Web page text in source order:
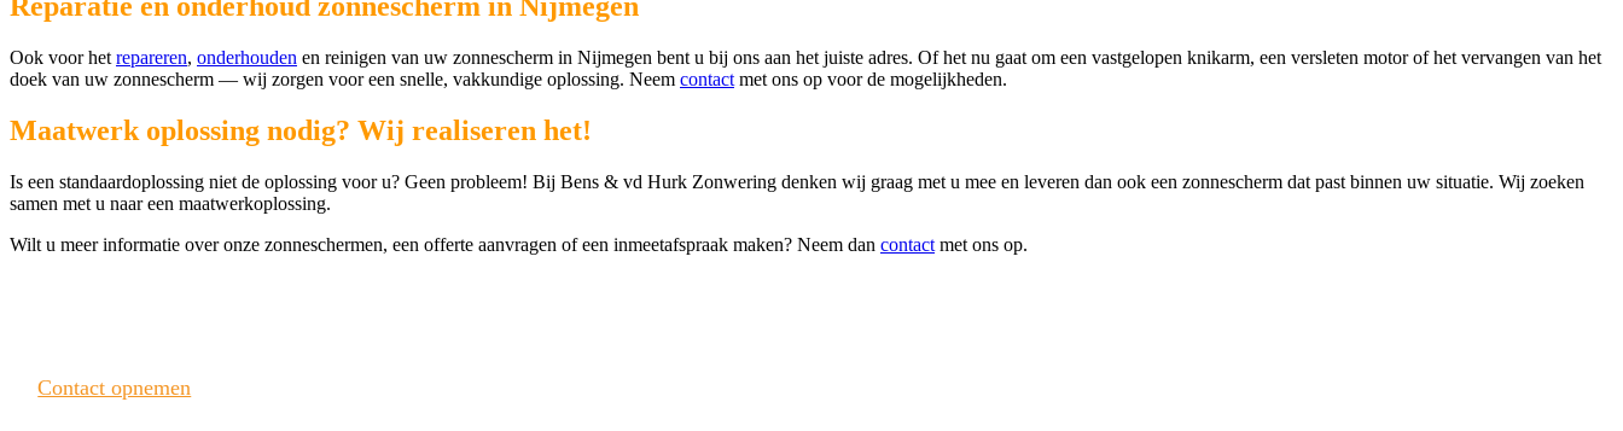
Ook voor het repareren, onderhouden en reinigen van uw zonnescherm in Nijmegen bent u bij ons aan het juiste adres. Of het nu gaat om een vastgelopen knikarm, een versleten motor of het vervangen van het
doek van uw zonnescherm — wij zorgen voor een snelle, vakkundige oplossing. Neem contact met ons op voor de mogelijkheden.
Maatwerk oplossing nodig? Wij realiseren het!
Is een standaardoplossing niet de oplossing voor u? Geen probleem! Bij Bens & vd Hurk Zonwering denken wij graag met u mee en leveren dan ook een zonnescherm dat past binnen uw situatie. Wij zoeken
samen met u naar een maatwerkoplossing.
Wilt u meer informatie over onze zonneschermen, een offerte aanvragen of een inmeetafspraak maken? Neem dan contact met ons op.
Contact opnemen